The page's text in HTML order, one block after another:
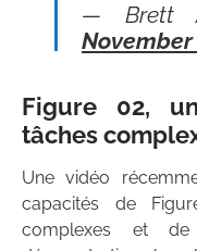
— Brett
November
Figure 02,
tâches
Une vidéo
capacités de
complexes et